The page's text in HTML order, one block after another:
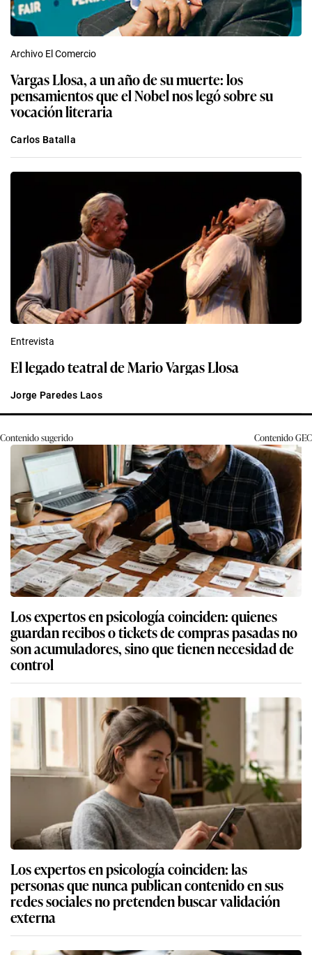
Archivo El Comercio
Vargas Llosa, a un año de su muerte: los
pensamientos que el Nobel nos legó sobre su
vocación literaria
Carlos Batalla
Entrevista
El legado teatral de Mario Vargas Llosa
Jorge Paredes Laos
Contenido sugerido ContenidoGEC
Los expertos en psicología coinciden: quienes
guardan recibos o tickets de compras pasadas no
son acumuladores, sino que tienen necesidad de
control
Los expertos en psicología coinciden: las
personas que nunca publican contenido en sus
redes sociales no pretenden buscar validación
externa